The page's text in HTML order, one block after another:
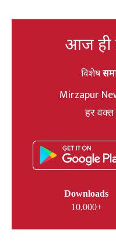
आज ही
विशेष
Mirzapur
हर
Downloads
10,000+